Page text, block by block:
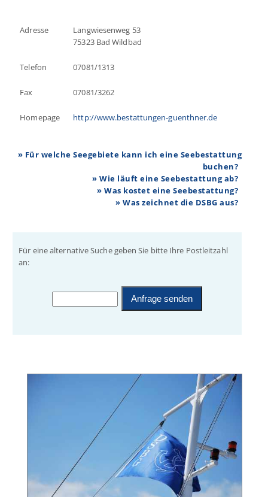
Adresse
Langwiesenweg 53
75323 Bad Wildbad
Telefon 07081/1313
Fax 07081/3262
Homepage http://www.bestattungen-guenthner.de
» Für welche Seegebiete kann ich eine Seebestattung
buchen?
» Wie läuft eine Seebestattung ab?
» Was kostet eine Seebestattung?
» Was zeichnet die DSBG aus?
Für eine alternative Suche geben Sie bitte Ihre Postleitzahl
an: